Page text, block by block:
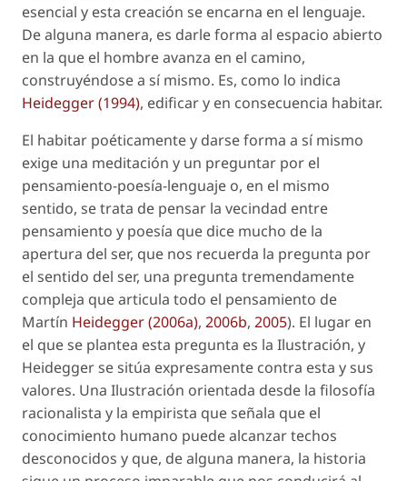
esencial y esta creación se encarna en el lenguaje.
De alguna manera, es darle forma al espacio abierto
en la que el hombre avanza en el camino,
construyéndose a sí mismo. Es, como lo indica
Heidegger (1994), edificar y en consecuencia habitar.
El habitar poéticamente y darse forma a sí mismo
exige una meditación y un preguntar por el
pensamiento-poesía-lenguaje o, en el mismo
sentido, se trata de pensar la vecindad entre
pensamiento y poesía que dice mucho de la
apertura del ser, que nos recuerda la pregunta por
el sentido del ser, una pregunta tremendamente
compleja que articula todo el pensamiento de
Martín Heidegger (2006a), 2006b, 2005). El lugar en
el que se plantea esta pregunta es la Ilustración, y
Heidegger se sitúa expresamente contra esta y sus
valores. Una Ilustración orientada desde la filosofía
racionalista y la empirista que señala que el
conocimiento humano puede alcanzar techos
desconocidos y que, de alguna manera, la historia